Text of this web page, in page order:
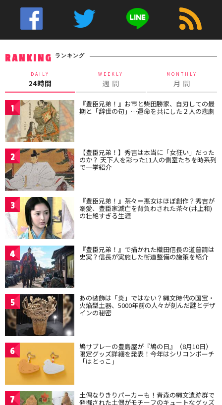
RANKING ランキング
DAILY
24時間
WEEKLY
週 間
MONTHLY
月 間
1 『豊臣兄弟！』お市と柴田勝家、自刃しての最
期と「辞世の句」…運命を共にした２人の悲劇
2 【豊臣兄弟！】秀吉は本当に「女狂い」だった
のか？ 天下人を彩った11人の側室たちを時系列
で一挙紹介
3 『豊臣兄弟！』茶々＝悪女はほぼ創作？秀吉が
溺愛、豊臣家滅亡を背負わされた茶々(井上和)
の壮絶すぎる生涯
4 『豊臣兄弟！』で描かれた織田信長の道普請は
史実？信長が実施した街道整備の施策を紹介
5 あの装飾は「炎」ではない？縄文時代の国宝・
火焔型土器、5000年前の人々が刻んだ謎とデザ
インの秘密
6 鳩サブレーの豊島屋が『鳩の日』（8月10日）
限定グッズ詳細を発表！今年はシリコンポーチ
「はとっこ」
7 土偶なりきりパーカーも！青森の縄文遺跡群で
発掘された土偶がモチーフのキュートなグッズ